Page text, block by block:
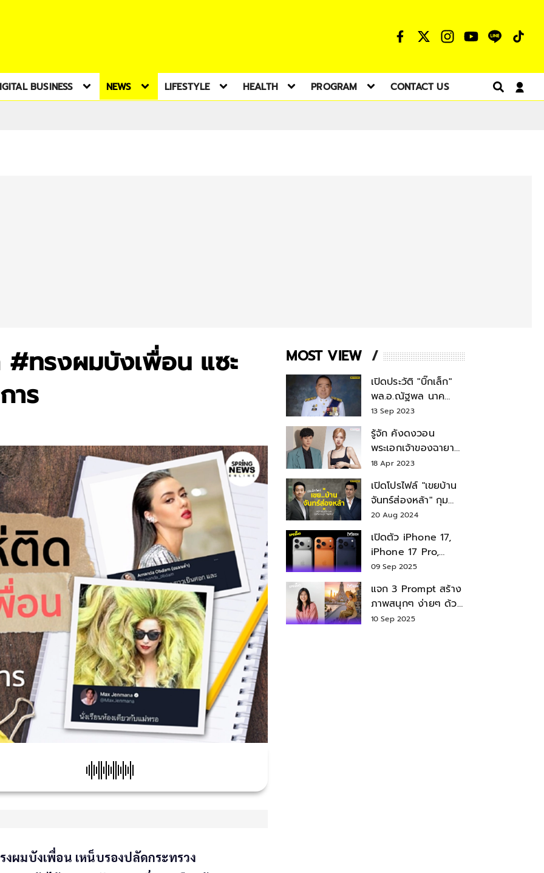
BUSINESS NEWS LIFESTYLE HEALTH PROGRAM CONTACT US
ทรงผมบังเพื่อน แซะ
าร
ผมบังเพื่อน เหน็บรองปลัดกระทรวง
MOST VIEW
เปิดประวัติ "บิ๊กเล็ก"
พล.อ.ณัฐพล นาค
พาณิชย์ จากเลขาฯ
สมช.-เลขาฯ
รมว.กลาโหม
13 Sep 2023
รู้จัก คังดงวอน
พระเอกเจ้าของฉายา
สมบัติแห่งชาติ หลังมี
18 Apr 2023
เปิดโปรไฟล์ "เขยบ้าน
จันทร์ส่องหล้า" กุม
บังเหียนธุรกิจตระกูล
"ชินวัตร"
20 Aug 2024
เปิดตัว iPhone 17,
iPhone 17 Pro,
iPhone 17 Air สเปค
09 Sep 2025
แจก 3 Prompt สร้าง
ภาพสนุกๆ ง่ายๆ ด้วย
Nano Banana ใน
10 Sep 2025